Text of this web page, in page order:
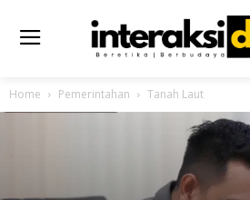
Home Pemerintahan Tanah Laut